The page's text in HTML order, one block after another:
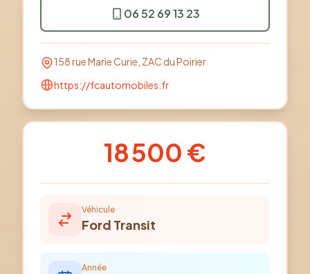
06 52 69 13 23
158 rue Marie Curie, ZAC du Poirier
https://fcautomobiles.fr
18 500 €
Véhicule
Ford Transit
Année